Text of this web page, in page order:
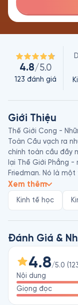
4.8/5.0
123 đánh giá
Giới Thiệu
Thế Giới Cong -
Toàn Cầu vạch ra
chính toàn cầu đầy
lại Thế Giới Phẳng
Friedman. Nó là
tư, nhà hoạch định
phải đối mặt.
cấu, người sáng lập
còn là chủ tịch và
International, một
Kỳ. Trong hơn hai
nghiên cứu với các
Hoa Kỳ (như Alan
vấn cho các giám
Xem thêm
Kinh tế học
Đánh Giá &
4.8/5.0 (
Nội dung
Giọng đọc